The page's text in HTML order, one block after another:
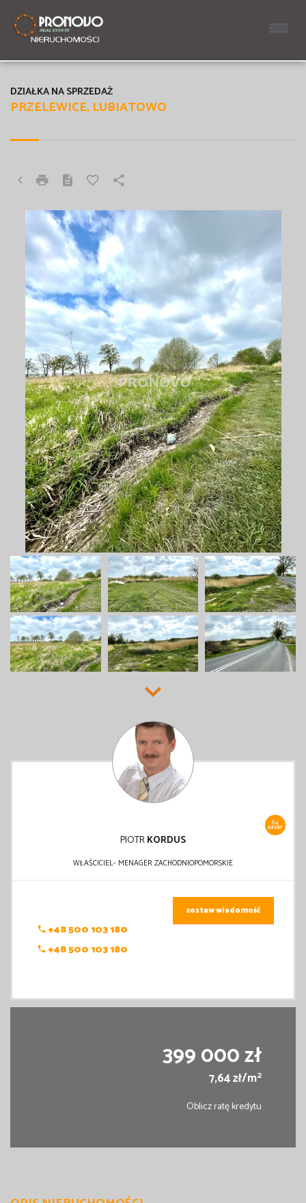
PRZELEWICE, LUBIATOWO
DZIAŁKA NA SPRZEDAŻ
84
OFERT
PIOTRKORDUS
WŁAŚCICIEL- MENAGER ZACHODNIOPOMORSKIE
+48 500 103 180
+48 500 103 180
zostaw wiadomość
399 000 zł
7,64 zł/m2
Oblicz ratę kredytu